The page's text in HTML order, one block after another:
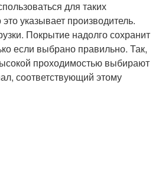
для таких
указывает производитель.
Покрытие надолго сохранит
если выбрано правильно. Так,
проходимостью выбирают
соответствующий этому